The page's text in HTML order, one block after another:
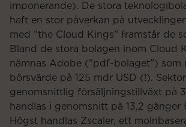
imponerande). De stora
haft en stor påverkan på
med ”the Cloud Kings” framstår de
Bland de stora bolagen inom Cloud
nämnas Adobe (”pdf-bolaget”) som
börsvärde på 125 mdr USD (!).
genomsnittlig försäljningstillväxt på
handlas i genomsnitt på 13,2 gånger
Högst handlas Zscaler, ett